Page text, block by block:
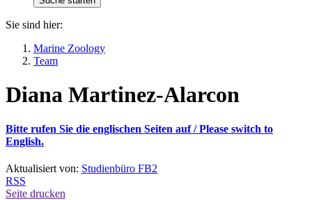
Sie sind hier:
Marine Zoology
Team
Diana Martinez-Alarcon
Bitte rufen Sie die englischen Seiten auf /Please switch to
English.
Aktualisiert von: Studienbüro FB2
RSS
Seite drucken